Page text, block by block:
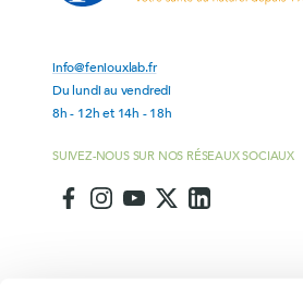
info@feniouxlab.fr
Du lundi au vendredi
8h - 12h et 14h - 18h
SUIVEZ-NOUS SUR NOS RÉSEAUX SOCIAUX